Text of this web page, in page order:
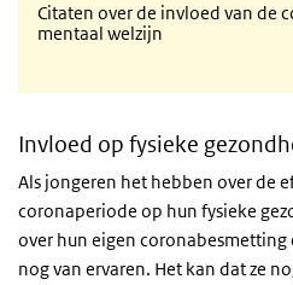
Citaten over de invloed van de
mentaal welzijn
Invloed op fysieke
Als jongeren het hebben over de
coronaperiode op hun fysieke
over hun eigen coronabesmetting
nog van ervaren. Het kan dat ze